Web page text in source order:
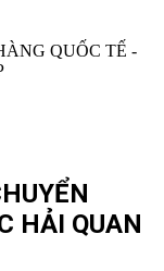
HẢI QUAN